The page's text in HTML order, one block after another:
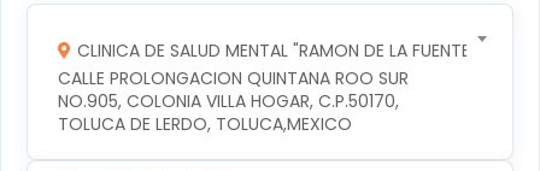
CLINICA DE SALUD MENTAL "RAMON DE LA FUENTE"
CALLE PROLONGACION QUINTANA ROO SUR
NO.905, COLONIA VILLA HOGAR, C.P.50170,
TOLUCA DE LERDO, TOLUCA,MEXICO